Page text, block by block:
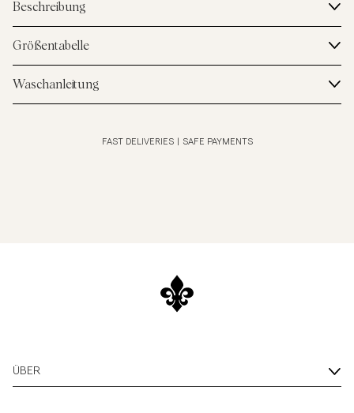
Beschreibung
Größentabelle
Waschanleitung
FAST DELIVERIES SAFE PAYMENTS
ÜBER